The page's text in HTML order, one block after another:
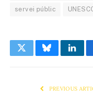
servei públic
TwitterBluesky
PREVIOUS